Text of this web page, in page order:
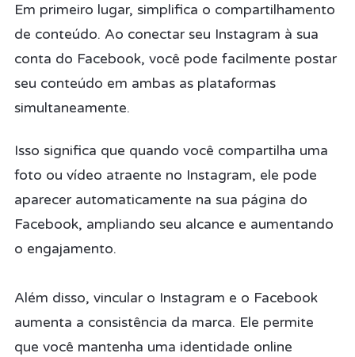
Em primeiro lugar, simplifica o compartilhamento
de conteúdo. Ao conectar seu Instagram à sua
conta do Facebook, você pode facilmente postar
seu conteúdo em ambas as plataformas
simultaneamente.
Isso significa que quando você compartilha uma
foto ou vídeo atraente no Instagram, ele pode
aparecer automaticamente na sua página do
Facebook, ampliando seu alcance e aumentando
o engajamento.
Além disso, vincular o Instagram e o Facebook
aumenta a consistência da marca. Ele permite
que você mantenha uma identidade online